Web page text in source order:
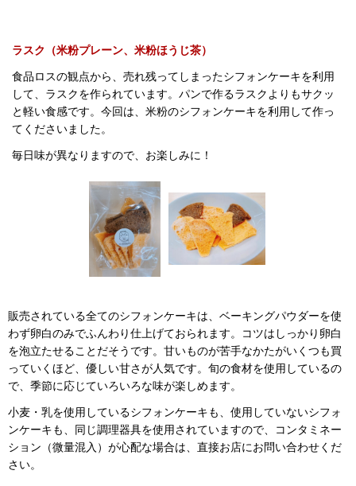
ラスク（米粉プレーン、米粉ほうじ茶）
食品ロスの観点から、売れ残ってしまったシフォンケーキを利用
して、ラスクを作られています。パンで作るラスクよりもサクッ
と軽い食感です。今回は、米粉のシフォンケーキを利用して作っ
てくださいました。
毎日味が異なりますので、お楽しみに！
販売されている全てのシフォンケーキは、ベーキングパウダーを使
わず卵白のみでふんわり仕上げておられます。コツはしっかり卵白
を泡立たせることだそうです。甘いものが苦手なかたがいくつも買
っていくほど、優しい甘さが人気です。旬の食材を使用しているの
で、季節に応じていろいろな味が楽しめます。
小麦・乳を使用しているシフォンケーキも、使用していないシフォ
ンケーキも、同じ調理器具を使用されていますので、コンタミネー
ション（微量混入）が心配な場合は、直接お店にお問い合わせくだ
さい。